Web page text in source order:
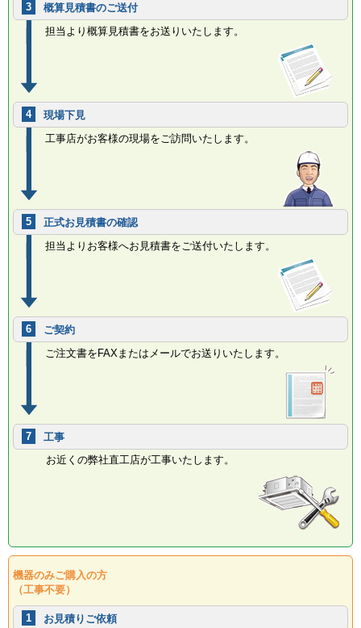
3
概算見積書のご送付
担当より概算見積書をお送りいたします。
4
現場下見
工事店がお客様の現場をご訪問いたします。
5
正式お見積書の確認
担当よりお客様へお見積書をご送付いたします。
6
ご契約
ご注文書をFAXまたはメールでお送りいたします。
7
工事
お近くの弊社直工店が工事いたします。
機器のみご購入の方
（工事不要）
1
お見積りご依頼